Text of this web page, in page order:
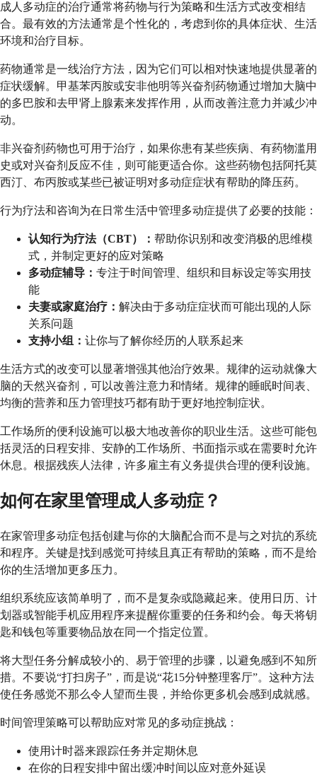
成人多动症的治疗通常将药物与行为策略和生活方式改变相结
合。最有效的方法通常是个性化的，考虑到你的具体症状、生活
环境和治疗目标。
药物通常是一线治疗方法，因为它们可以相对快速地提供显著的
症状缓解。甲基苯丙胺或安非他明等兴奋剂药物通过增加大脑中
的多巴胺和去甲肾上腺素来发挥作用，从而改善注意力并减少冲
动。
非兴奋剂药物也可用于治疗，如果你患有某些疾病、有药物滥用
史或对兴奋剂反应不佳，则可能更适合你。这些药物包括阿托莫
西汀、布丙胺或某些已被证明对多动症症状有帮助的降压药。
行为疗法和咨询为在日常生活中管理多动症提供了必要的技能：
认知行为疗法（CBT）： 帮助你识别和改变消极的思维模
式，并制定更好的应对策略
多动症辅导： 专注于时间管理、组织和目标设定等实用技
能
夫妻或家庭治疗： 解决由于多动症症状而可能出现的人际
关系问题
支持小组： 让你与了解你经历的人联系起来
生活方式的改变可以显著增强其他治疗效果。规律的运动就像大
脑的天然兴奋剂，可以改善注意力和情绪。规律的睡眠时间表、
均衡的营养和压力管理技巧都有助于更好地控制症状。
工作场所的便利设施可以极大地改善你的职业生活。这些可能包
括灵活的日程安排、安静的工作场所、书面指示或在需要时允许
休息。根据残疾人法律，许多雇主有义务提供合理的便利设施。
如何在家里管理成人多动症？
在家管理多动症包括创建与你的大脑配合而不是与之对抗的系统
和程序。关键是找到感觉可持续且真正有帮助的策略，而不是给
你的生活增加更多压力。
组织系统应该简单明了，而不是复杂或隐藏起来。使用日历、计
划器或智能手机应用程序来提醒你重要的任务和约会。每天将钥
匙和钱包等重要物品放在同一个指定位置。
将大型任务分解成较小的、易于管理的步骤，以避免感到不知所
措。不要说“打扫房子”，而是说“花15分钟整理客厅”。这种方法
使任务感觉不那么令人望而生畏，并给你更多机会感到成就感。
时间管理策略可以帮助应对常见的多动症挑战：
使用计时器来跟踪任务并定期休息
在你的日程安排中留出缓冲时间以应对意外延误